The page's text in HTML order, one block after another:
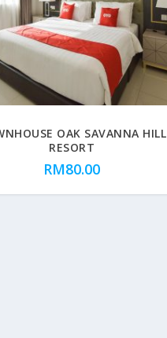
OAK SAVANNA HILL
RESORT
RM80.00